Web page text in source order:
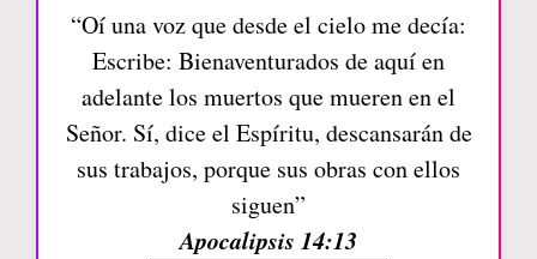
“Oí una voz que desde el cielo me decía:
Escribe: Bienaventurados de aquí en
adelante los muertos que mueren en el
Señor. Sí, dice el Espíritu, descansarán de
sus trabajos, porque sus obras con ellos
siguen”
Apocalipsis 14:13